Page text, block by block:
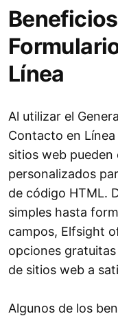
Línea
Al utilizar el
Contacto en
sitios web
personalizados
de código HTML.
simples hasta
campos, Elfsight
opciones
de sitios web a
Algunos de los